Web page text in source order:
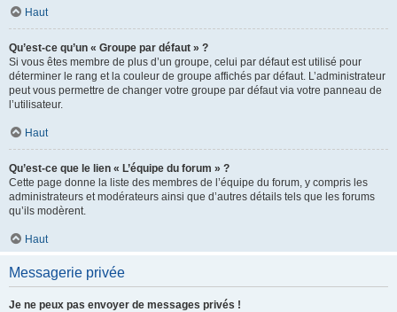
Haut
Qu’est-ce qu’un « Groupe par défaut » ?
Si vous êtes membre de plus d’un groupe, celui par défaut est utilisé pour
déterminer le rang et la couleur de groupe affichés par défaut. L’administrateur
peut vous permettre de changer votre groupe par défaut via votre panneau de
l’utilisateur.
Haut
Qu’est-ce que le lien « L’équipe du forum » ?
Cette page donne la liste des membres de l’équipe du forum, y compris les
administrateurs et modérateurs ainsi que d’autres détails tels que les forums
qu’ils modèrent.
Haut
Messagerie privée
Je ne peux pas envoyer de messages privés !